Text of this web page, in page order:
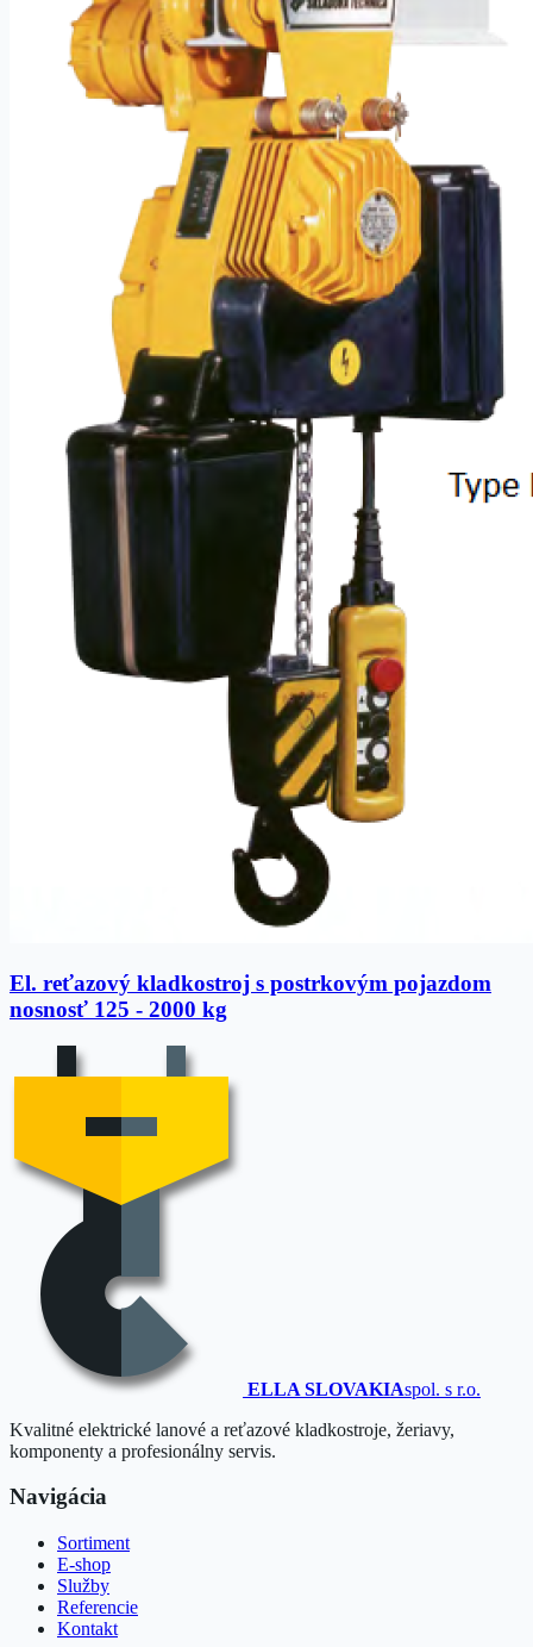
El. reťazový kladkostroj s postrkovým pojazdom
nosnosť 125 - 2000 kg
ELLA SLOVAKIAspol. s r.o.
Kvalitné elektrické lanové a reťazové kladkostroje, žeriavy,
komponenty a profesionálny servis.
Navigácia
Sortiment
E-shop
Služby
Referencie
Kontakt